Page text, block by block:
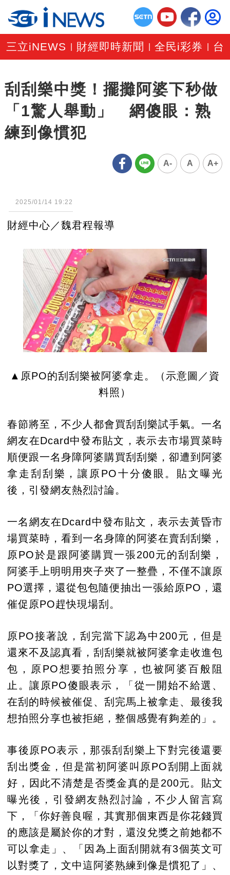
三立iNEWS 財經即時新聞 |全民i彩券 台
刮刮樂中獎！擺攤阿婆下秒做
「1驚人舉動」 網傻眼：熟
練到像慣犯
A- A A+
2025/01/14 19:22
財經中心／魏君程報導
▲原PO的刮刮樂被阿婆拿走。（示意圖／資
料照）
春節將至，不少人都會買刮刮樂試手氣。一名
網友在Dcard中發布貼文，表示去市場買菜時
順便跟一名身障阿婆購買刮刮樂，卻遭到阿婆
拿走刮刮樂，讓原PO十分傻眼。貼文曝光
後，引發網友熱烈討論。
一名網友在Dcard中發布貼文，表示去黃昏市
場買菜時，看到一名身障的阿婆在賣刮刮樂，
原PO於是跟阿婆購買一張200元的刮刮樂，
阿婆手上明明用夾子夾了一整疊，不僅不讓原
PO選擇，還從包包隨便抽出一張給原PO，還
催促原PO趕快現場刮。
原PO接著說，刮完當下認為中200元，但是
還來不及認真看，刮刮樂就被阿婆拿走收進包
包，原PO想要拍照分享，也被阿婆百般阻
止。讓原PO傻眼表示，「從一開始不給選、
在刮的時候被催促、刮完馬上被拿走、最後我
想拍照分享也被拒絕，整個感覺有夠差的」。
事後原PO表示，那張刮刮樂上下對完後還要
刮出獎金，但是當初阿婆叫原PO刮開上面就
好，因此不清楚是否獎金真的是200元。貼文
曝光後，引發網友熱烈討論，不少人留言寫
下，「你好善良喔，其實那個東西是你花錢買
的應該是屬於你的才對，還沒兌獎之前她都不
可以拿走」、「因為上面刮開就有3個英文可
以對獎了，文中這阿婆熟練到像是慣犯了」、